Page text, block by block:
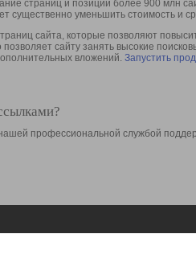
страниц и позиции более 900 млн
существенно уменьшить стоимость и
сайта, которые позволяют
сайту занять высокие
вложений. Запустить
профессиональной службой